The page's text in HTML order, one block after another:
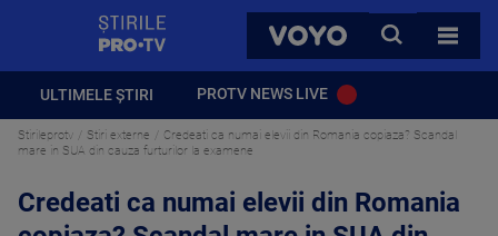
VOYO
CAUTA
TOATE
ULTIMELE ȘTIRI PROTV NEWS LIVE
Stirileprotv Stiri externe
Credeati ca numai elevii din Romania copiaza? Scandal
mare in SUA din cauza furturilor la examene
Credeati ca numai elevii din Romania